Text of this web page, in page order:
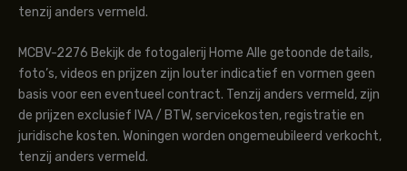
tenzij anders vermeld.
MCBV-2276 Bekijk de fotogalerij Home Alle getoonde details,
foto’s, videos en prijzen zijn louter indicatief en vormen geen
basis voor een eventueel contract. Tenzij anders vermeld, zijn
de prijzen exclusief IVA / BTW, servicekosten, registratie en
juridische kosten. Woningen worden ongemeubileerd verkocht,
tenzij anders vermeld.